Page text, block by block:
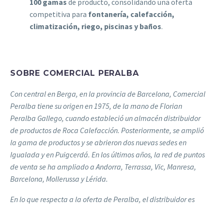
competitiva para fontanería, calefacción,
climatización, riego, piscinas y baños.
SOBRE COMERCIAL PERALBA
Con central en Berga, en la provincia de Barcelona, Comercial
Peralba tiene su origen en 1975, de la mano de Florian
Peralba Gallego, cuando estableció un almacén distribuidor
de productos de Roca Calefacción. Posteriormente, se amplió
la gama de productos y se abrieron dos nuevas sedes en
Igualada y en Puigcerdá. En los últimos años, la red de puntos
de venta se ha ampliado a Andorra, Terrassa, Vic, Manresa,
Barcelona, Mollerussa y Lérida.
En lo que respecta a la oferta de Peralba, el distribuidor es